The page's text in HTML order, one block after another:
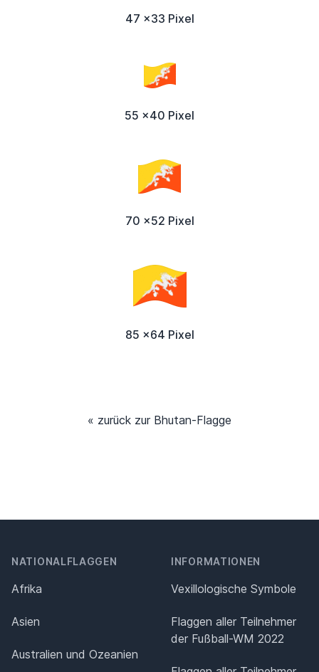
47 x33 Pixel
55 x40 Pixel
70 x52 Pixel
85 x64 Pixel
« zurück zur Bhutan-Flagge
NATIONALFLAGGEN
Afrika
Asien
Australien und Ozeanien
INFORMATIONEN
Vexillologische Symbole
Flaggen aller Teilnehmer
der Fußball-WM 2022